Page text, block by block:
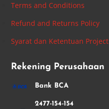
Terms and Conditions
Refund and Returns Policy
Syarat dan Ketentuan Project
Rekening Perusahaan
Bank BCA
2477-154-154